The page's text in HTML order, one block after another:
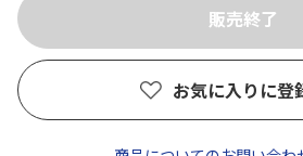
お気に入りに登